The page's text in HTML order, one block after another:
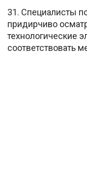
31. Специалисты
придирчиво
технологические
соответствовать